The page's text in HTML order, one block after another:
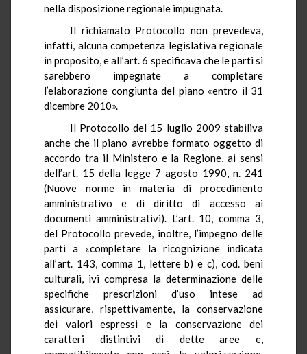
nella disposizione regionale impugnata.
Il richiamato Protocollo non prevedeva,
infatti, alcuna competenza legislativa regionale
in proposito, e all’art. 6 specificava che le parti si
sarebbero impegnate a completare
l’elaborazione congiunta del piano «entro il 31
dicembre 2010».
Il Protocollo del 15 luglio 2009 stabiliva
anche che il piano avrebbe formato oggetto di
accordo tra il Ministero e la Regione, ai sensi
dell’art. 15 della legge 7 agosto 1990, n. 241
(Nuove norme in materia di procedimento
amministrativo e di diritto di accesso ai
documenti amministrativi). L’art. 10, comma 3,
del Protocollo prevede, inoltre, l’impegno delle
parti a «completare la ricognizione indicata
all’art. 143, comma 1, lettere b) e c), cod. beni
culturali, ivi compresa la determinazione delle
specifiche prescrizioni d’uso intese ad
assicurare, rispettivamente, la conservazione
dei valori espressi e la conservazione dei
caratteri distintivi di dette aree e,